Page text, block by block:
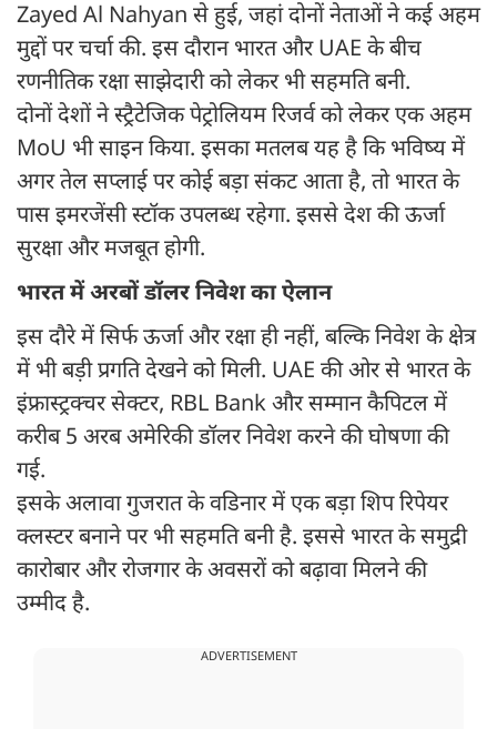
Zayed Al Nahyan से हुई, जहां दोनों नेताओं ने कई अहम
मुद्दों पर चर्चा की. इस दौरान भारत और UAE के बीच
रणनीतिक रक्षा साझेदारी को लेकर भी सहमति बनी.
दोनों देशों ने स्ट्रैटेजिक पेट्रोलियम रिजर्व को लेकर एक अहम
MoU भी साइन किया. इसका मतलब यह है कि भविष्य में
अगर तेल सप्लाई पर कोई बड़ा संकट आता है, तो भारत के
पास इमरजेंसी स्टॉक उपलब्ध रहेगा. इससे देश की ऊर्जा
सुरक्षा और मजबूत होगी.
भारत में अरबों डॉलर निवेश का ऐलान
इस दौरे में सिर्फ ऊर्जा और रक्षा ही नहीं, बल्कि निवेश के क्षेत्र
में भी बड़ी प्रगति देखने को मिली. UAE की ओर से भारत के
इंफ्रास्ट्रक्चर सेक्टर, RBL Bank और सम्मान कैपिटल में
करीब 5 अरब अमेरिकी डॉलर निवेश करने की घोषणा की
गई.
इसके अलावा गुजरात के वडिनार में एक बड़ा शिप रिपेयर
क्लस्टर बनाने पर भी सहमति बनी है. इससे भारत के समुद्री
कारोबार और रोजगार के अवसरों को बढ़ावा मिलने की
उम्मीद है.
ADVERTISEMENT